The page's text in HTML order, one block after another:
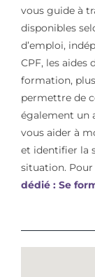
vous guide à
disponibles
d’emploi,
CPF, les aides
formation,
permettre de
également un
vous aider à
et identifier la
situation.
dédié : Se